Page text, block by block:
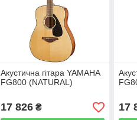
Акустична гітара YAMAHA
FG800 (NATURAL)
17 826₴ 17